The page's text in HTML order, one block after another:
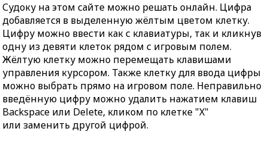
Судоку на этом сайте можно решать онлайн. Цифра
добавляется в выделенную жёлтым цветом клетку.
Цифру можно ввести как с клавиатуры, так и кликнув
одну из девяти клеток рядом с игровым полем.
Жёлтую клетку можно перемещать клавишами
управления курсором. Также клетку для ввода цифры
можно выбрать прямо на игровом поле. Неправильно
введённую цифру можно удалить нажатием клавиш
Backspace или Delete, кликом по клетке "X"
или заменить другой цифрой.